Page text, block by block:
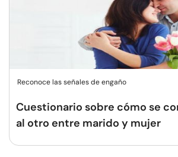
Reconoce las señales de engaño
Cuestionario sobre cómo se
al otro entre marido y mujer